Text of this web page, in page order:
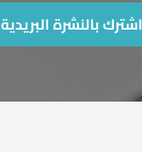
اشترك بالنشرة البريدية